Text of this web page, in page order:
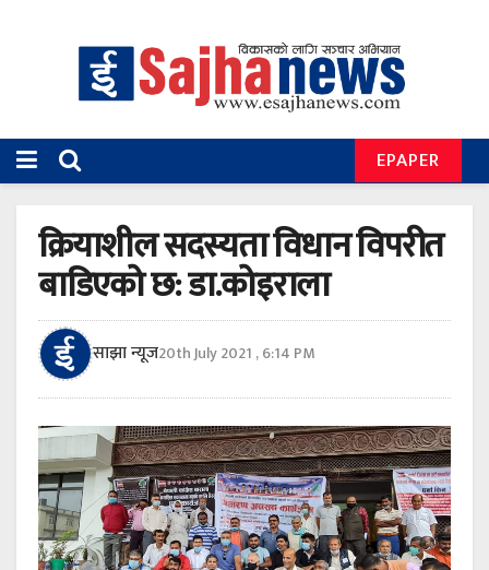
EPAPER
क्रियाशील सदस्यता विधान विपरीत
बाडिएको छ: डा.कोइराला
साझा न्यूज20th July 2021 , 6:14 PM